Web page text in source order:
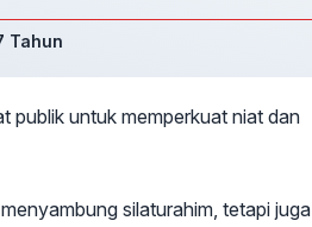
Tahun
publik untuk memperkuat niat dan
silaturahim, tetapi juga